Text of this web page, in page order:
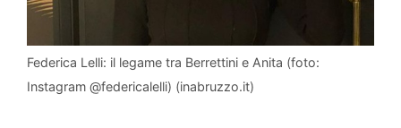
Federica Lelli: il legame tra Berrettini e Anita (foto:
Instagram @federicalelli) (inabruzzo.it)